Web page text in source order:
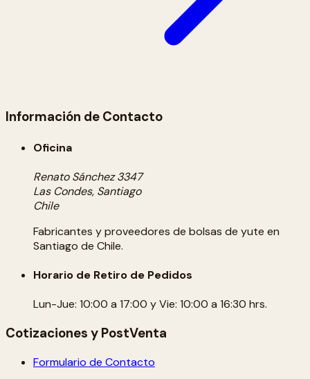
Información de Contacto
Oficina
Renato Sánchez 3347
Las Condes, Santiago
Chile
Fabricantes y proveedores de bolsas de yute en
Santiago de Chile.
Horario de Retiro de Pedidos
Lun-Jue: 10:00 a 17:00 y Vie: 10:00 a 16:30 hrs.
Cotizaciones y PostVenta
Formulario de Contacto